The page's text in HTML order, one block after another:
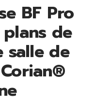
BF Pro
de
salle de